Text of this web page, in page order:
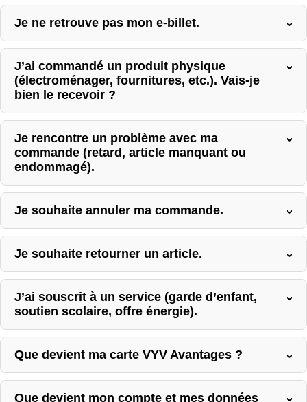
Je ne retrouve pas mon e-billet.
J’ai commandé un produit physique
(électroménager, fournitures, etc.). Vais-je
bien le recevoir ?
Je rencontre un problème avec ma
commande (retard, article manquant ou
endommagé).
Je souhaite annuler ma commande.
Je souhaite retourner un article.
J’ai souscrit à un service (garde d’enfant,
soutien scolaire, offre énergie).
Que devient ma carte VYV Avantages ?
Que devient mon compte et mes données